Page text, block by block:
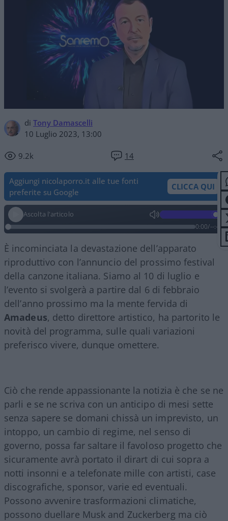
di Tony Damascelli
10 Luglio 2023, 13:00
9.2k 14
Aggiungi nicolaporro.it alle tue fonti
preferite su Google
CLICCA QUI
Ascolta l'articolo
0:00/--:--
È incominciata la devastazione dell’apparato
riproduttivo con l’annuncio del prossimo festival
della canzone italiana. Siamo al 10 di luglio e
l’evento si svolgerà a partire dal 6 di febbraio
dell’anno prossimo ma la mente fervida di
Amadeus, detto direttore artistico, ha partorito le
novità del programma, sulle quali variazioni
preferisco vivere, dunque omettere.
Ciò che rende appassionante la notizia è che se ne
parli e se ne scriva con un anticipo di mesi sette
senza sapere se domani chissà un imprevisto, un
intoppo, un cambio di regime, nel senso di
governo, possa far saltare il favoloso progetto che
sicuramente avrà portato il dirart di cui sopra a
notti insonni e a telefonate mille con artisti, case
discografiche, sponsor, varie ed eventuali.
Possono avvenire trasformazioni climatiche,
possono duellare Musk and Zuckerberg ma ciò